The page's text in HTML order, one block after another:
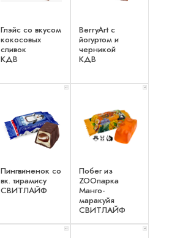
Глэйс со вкусом
кокосовых
сливок
КДВ
BerryArt c
йогуртом и
черникой
КДВ
x 1
Пингвиненок со
вк. тирамису
СВИТЛАЙФ
x 1
Побег из
ZOOпарка
Манго-
маракуйя
СВИТЛАЙФ
x 1 x 1